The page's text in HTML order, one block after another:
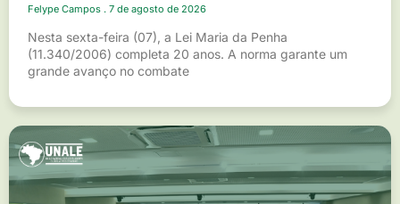
Felype Campos 7 de agosto de 2026
Nesta sexta-feira (07), a Lei Maria da Penha
(11.340/2006) completa 20 anos. A norma garante um
grande avanço no combate